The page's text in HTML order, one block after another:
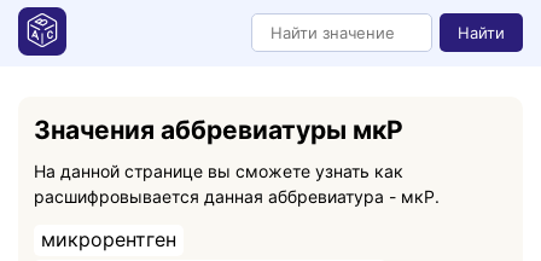
Найти
Значения аббревиатуры мкР
На данной странице вы сможете узнать как
расшифровывается данная аббревиатура - мкР.
микрорентген